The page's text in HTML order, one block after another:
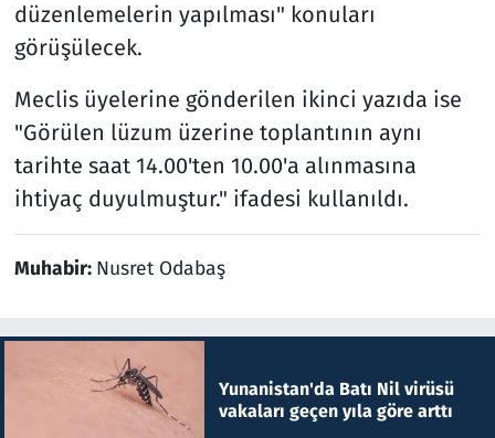
düzenlemelerin yapılması" konuları
görüşülecek.
Meclis üyelerine gönderilen ikinci yazıda ise
"Görülen lüzum üzerine toplantının aynı
tarihte saat 14.00'ten 10.00'a alınmasına
ihtiyaç duyulmuştur." ifadesi kullanıldı.
Muhabir: Nusret Odabaş
Yunanistan'da Batı Nil virüsü
vakaları geçen yıla göre arttı